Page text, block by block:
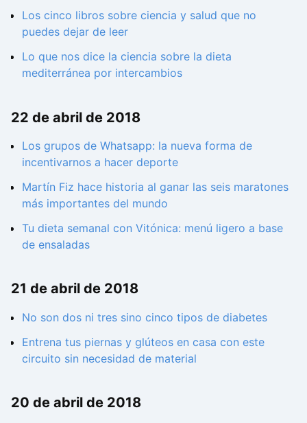
Los cinco libros sobre ciencia y salud que no
puedes dejar de leer
Lo que nos dice la ciencia sobre la dieta
mediterránea por intercambios
22 de abril de 2018
Los grupos de Whatsapp: la nueva forma de
incentivarnos a hacer deporte
Martín Fiz hace historia al ganar las seis maratones
más importantes del mundo
Tu dieta semanal con Vitónica: menú ligero a base
de ensaladas
21 de abril de 2018
No son dos ni tres sino cinco tipos de diabetes
Entrena tus piernas y glúteos en casa con este
circuito sin necesidad de material
20 de abril de 2018